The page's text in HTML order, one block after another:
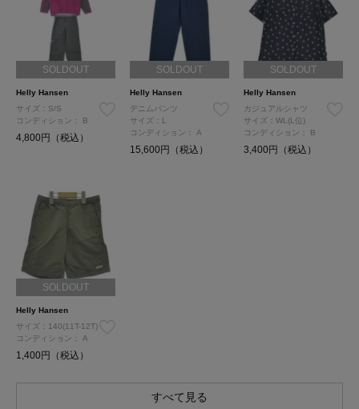
SOLDOUT
Helly Hansen
サイズ：S/S
コンディション： B
4,800円（税込）
SOLDOUT
Helly Hansen
デニムパンツ
サイズ：L
コンディション：
A
15,600円（税込）
SOLDOUT
Helly Hansen
カジュアルシャツ
サイズ：WL(L位)
コンディション：
B
3,400円（税込）
SOLDOUT
Helly Hansen
サイズ：140(11T-12T)
コンディション： A
1,400円（税込）
すべて見る